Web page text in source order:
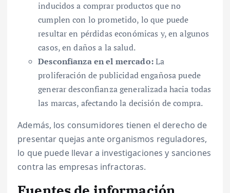
inducidos a comprar productos que no
cumplen con lo prometido, lo que puede
resultar en pérdidas económicas y, en algunos
casos, en daños a la salud.
Desconfianza en el mercado:La
proliferación de publicidad engañosa puede
generar desconfianza generalizada hacia todas
las marcas, afectando la decisión de compra.
Además, los consumidores tienen el derecho de
presentar quejas ante organismos reguladores,
lo que puede llevar a investigaciones y sanciones
contra las empresas infractoras.